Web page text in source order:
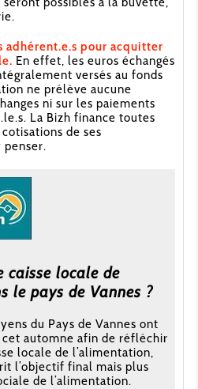
adhérent.e.s pour acquitter
En effet, les euros échangés
versés au fonds
ne prélève aucune
ni sur les paiements
La Bizh finance toutes
de ses
penser.
caisse locale de
le pays de Vannes ?
du Pays de Vannes ont
automne afin de réfléchir
locale de l’alimentation,
l’objectif final mais plus
de l’alimentation.